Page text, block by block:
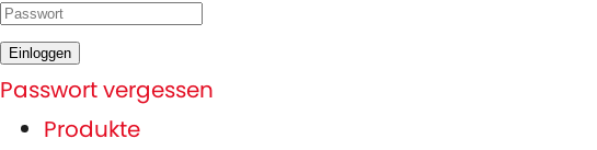
Einloggen
Passwort vergessen
Produkte